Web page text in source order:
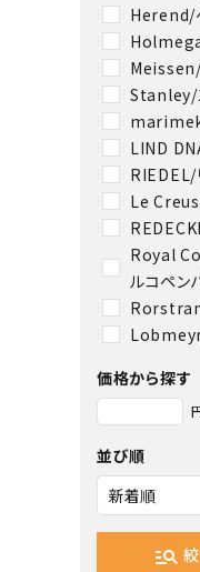
Herend/
Stanley/
LIND
RIEDEL/
Le
Royal
ルコペン
価格から探す
並び順
manage_search